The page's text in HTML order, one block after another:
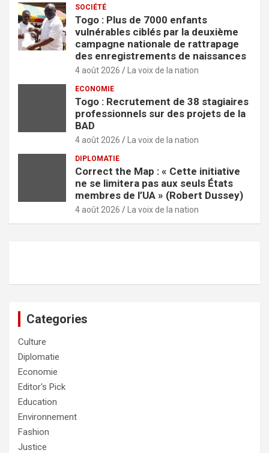
SOCIÉTÉ
Togo : Plus de 7000 enfants
vulnérables ciblés par la deuxième
campagne nationale de rattrapage
des enregistrements de naissances
4 août 2026 La voix de la nation
ECONOMIE
Togo : Recrutement de 38 stagiaires
professionnels sur des projets de la
BAD
4 août 2026 La voix de la nation
DIPLOMATIE
Correct the Map : « Cette initiative
ne se limitera pas aux seuls États
membres de l’UA » (Robert Dussey)
4 août 2026 La voix de la nation
Categories
Culture
Diplomatie
Economie
Editor's Pick
Education
Environnement
Fashion
Justice